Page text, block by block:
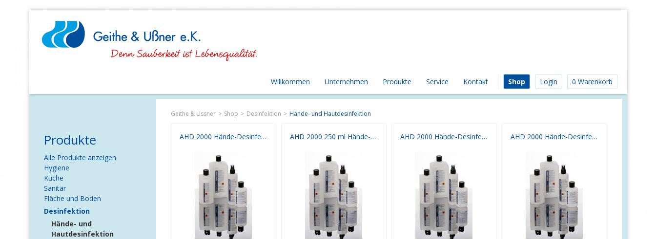
Willkommen Unternehmen Produkte Service Kontakt Shop Login 0 Warenkorb
Geithe & Ussner Shop Desinfektion Hände- und Hautdesinfektion
AHD 2000 Hände-Desinfektion 125 ml AHD 2000 250 ml Hände-Desinfektion mit Sprühkopf AHD 2000 Hände-Desinfektion 1000 ml AHD 2000 Hände-Desinfektion 5 l
Produkte
Navigation
überspringen
Alle Produkte anzeigen
Hygiene
Küche
Sanitär
Fläche und Boden
Desinfektion
Hände- und
Hautdesinfektion